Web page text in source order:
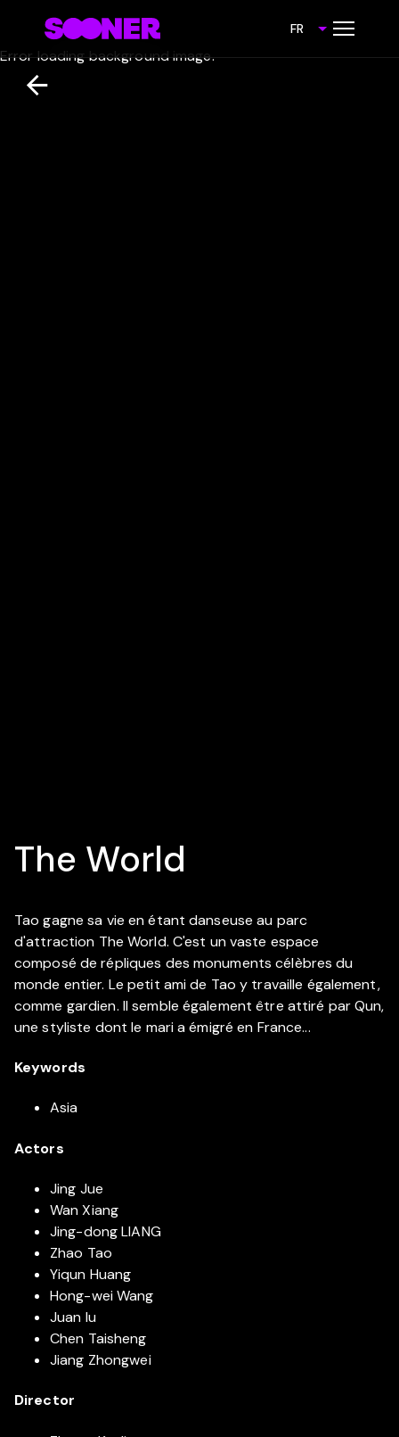
FR
Error loading background image.
The World
Tao gagne sa vie en étant danseuse au parc
d'attraction The World. C'est un vaste espace
composé de répliques des monuments célèbres du
monde entier. Le petit ami de Tao y travaille également,
comme gardien. Il semble également être attiré par Qun,
une styliste dont le mari a émigré en France...
Keywords
Asia
Actors
Jing Jue
Wan Xiang
Jing-dong LIANG
Zhao Tao
Yiqun Huang
Hong-wei Wang
Juan Iu
Chen Taisheng
Jiang Zhongwei
Director